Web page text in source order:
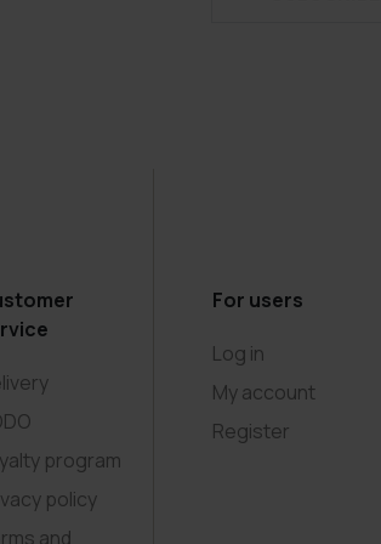
program
policy
and
For users
Log in
My account
Register